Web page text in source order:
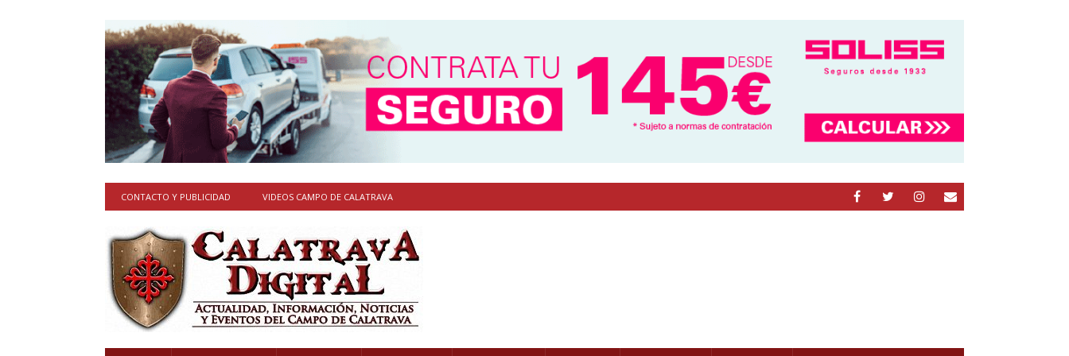
CONTACTO Y PUBLICIDAD VIDEOS CAMPO DE CALATRAVA